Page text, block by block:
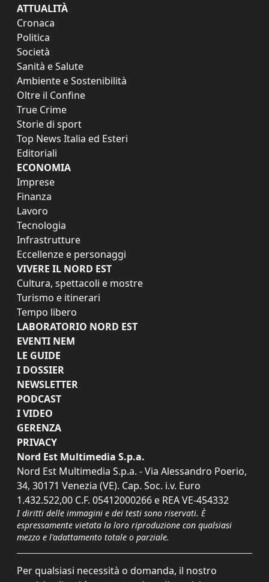
ATTUALITÀ
Cronaca
Politica
Società
Sanità e Salute
Ambiente e Sostenibilità
Oltre il Confine
True Crime
Storie di sport
Top News Italia ed Esteri
Editoriali
ECONOMIA
Imprese
Finanza
Lavoro
Tecnologia
Infrastrutture
Eccellenze e personaggi
VIVERE IL NORD EST
Cultura, spettacoli e mostre
Turismo e itinerari
Tempo libero
LABORATORIO NORD EST
EVENTI NEM
LE GUIDE
I DOSSIER
NEWSLETTER
PODCAST
I VIDEO
GERENZA
PRIVACY
Nord Est Multimedia S.p.a.
Nord Est Multimedia S.p.a. - Via Alessandro Poerio,
34, 30171 Venezia (VE). Cap. Soc. i.v. Euro
1.432.522,00 C.F. 05412000266 e REA VE-454332
I diritti delle immagini e dei testi sono riservati. È
espressamente vietata la loro riproduzione con qualsiasi
mezzo e l'adattamento totale o parziale.
Per qualsiasi necessità o domanda, il nostro